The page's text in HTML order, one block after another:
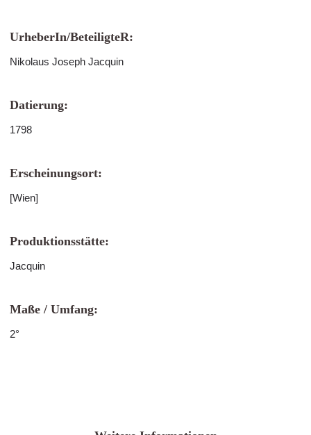
UrheberIn/BeteiligteR:
Nikolaus Joseph Jacquin
Datierung:
1798
Erscheinungsort:
[Wien]
Produktionsstätte:
Jacquin
Maße / Umfang:
2°